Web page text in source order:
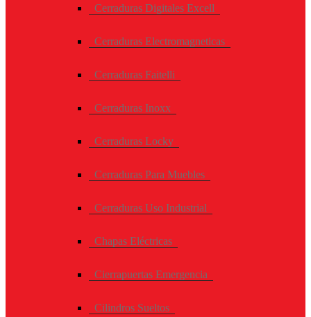
Cerraduras Digitales Excell
Cerraduras Electromagneticas
Cerraduras Faitelli
Cerraduras Inoxx
Cerraduras Locky
Cerraduras Para Muebles
Cerraduras Uso Industrial
Chapas Eléctricas
Cierrapuertas Emergencia
Cilindros Sueltos